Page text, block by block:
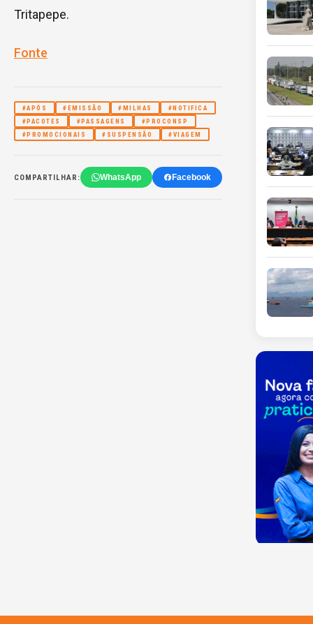
Tritapepe.
Fonte
#APÓS #EMISSÃO #MILHAS
#NOTIFICA
#PACOTES
#PASSAGENS
#PROCONSP
#PROMOCIONAIS
#SUSPENSÃO #VIAGEM
COMPARTILHAR: WhatsApp Facebook